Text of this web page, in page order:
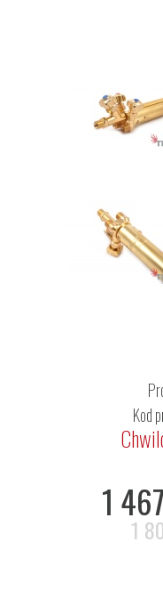
Kod
1
1